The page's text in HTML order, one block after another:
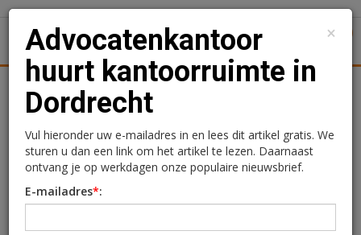
Juridisch | Fiscaal
Advocatenkantoor huurt
kantoorruimte in
Dordrecht
×
Advocatenkantoor
huurt kantoorruimte in
Dordrecht
Vul hieronder uw e-mailadres in en lees dit artikel gratis. We
sturen u dan een link om het artikel te lezen. Daarnaast
ontvang je op werkdagen onze populaire nieuwsbrief.
E-mailadres*: